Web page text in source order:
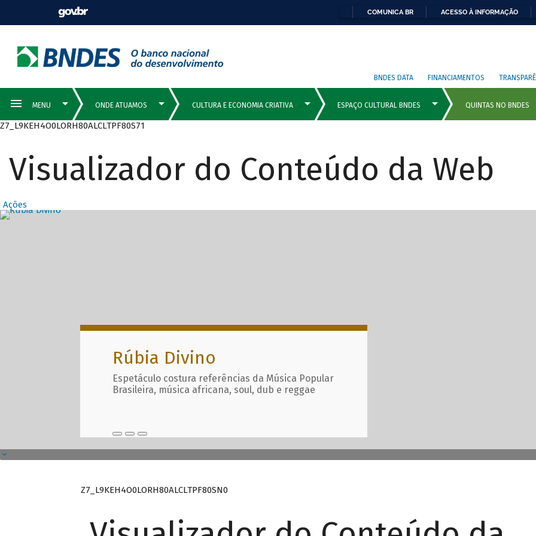
COMUNICA BR ACESSO À INFORMAÇÃO
BNDES DATA FINANCIAMENTOS
Z7_L9KEH4O0LORH80ALCLTPF80S71
Visualizador do Conteúdo da Web
Ações
Destaques Principais com
Rúbia Divino
Espetáculo costura referências da Música Popular
Brasileira, música africana, soul, dub e reggae
Z7_L9KEH4O0LORH80ALCLTPF80SN0